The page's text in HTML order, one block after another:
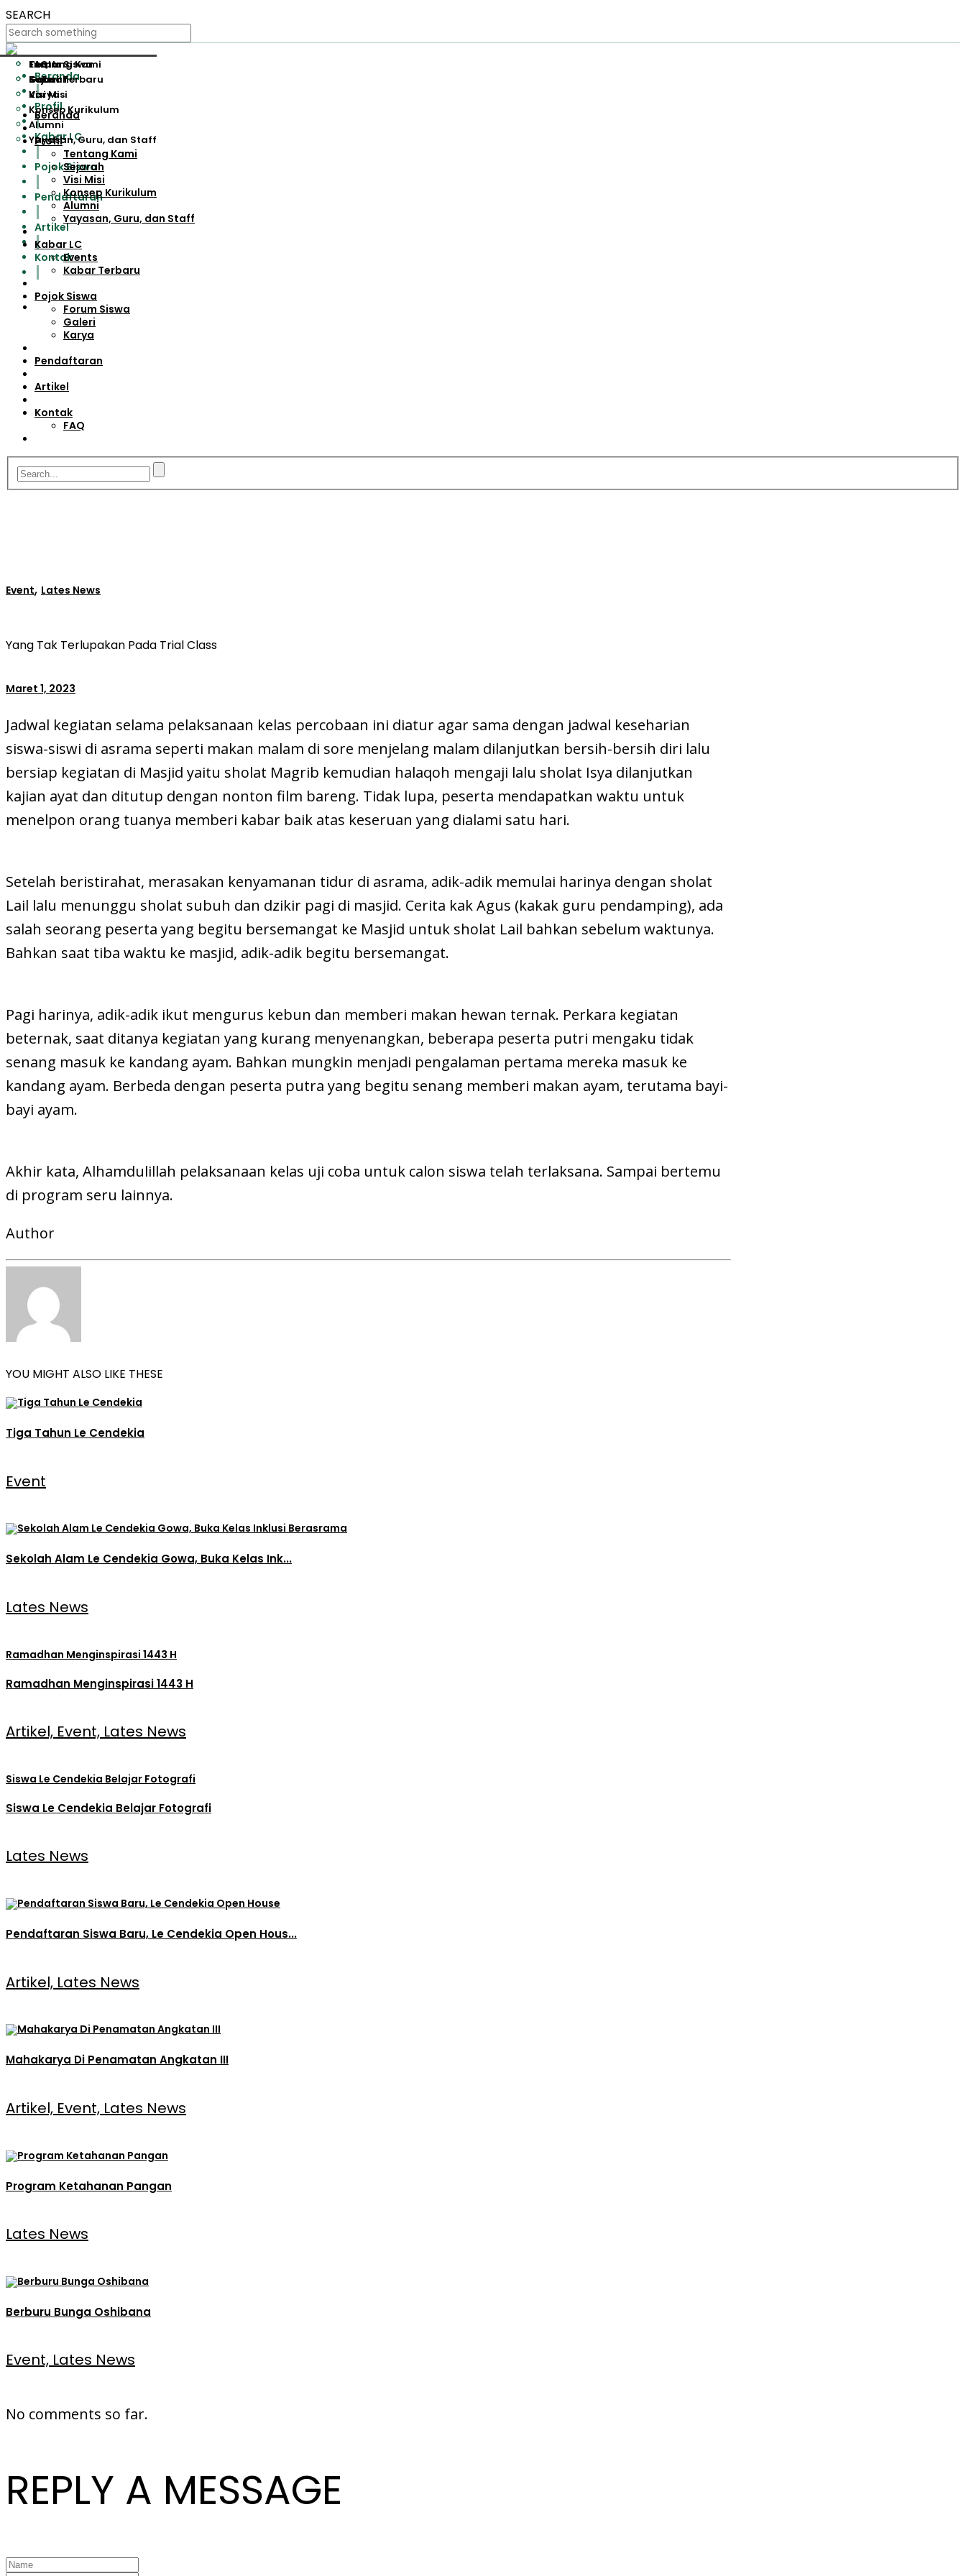
SEARCH
Beranda
Profil
Tentang Kami
Sejarah
Visi Misi
Konsep Kurikulum
Alumni
Yayasan, Guru, dan Staff
Kabar LC
Events
Kabar Terbaru
Pojok Siswa
Forum Siswa
Galeri
Karya
Pendaftaran
Artikel
Kontak
FAQ
Beranda
Profil
Tentang Kami
Sejarah
Visi Misi
Konsep Kurikulum
Alumni
Yayasan, Guru, dan Staff
Kabar LC
Events
Kabar Terbaru
Pojok Siswa
Forum Siswa
Galeri
Karya
Pendaftaran
Artikel
Kontak
FAQ
Event, Lates News
Yang Tak Terlupakan Pada Trial Class
Maret 1, 2023
Jadwal kegiatan selama pelaksanaan kelas percobaan ini diatur agar sama dengan jadwal keseharian
siswa-siswi di asrama seperti makan malam di sore menjelang malam dilanjutkan bersih-bersih diri lalu
bersiap kegiatan di Masjid yaitu sholat Magrib kemudian halaqoh mengaji lalu sholat Isya dilanjutkan
kajian ayat dan ditutup dengan nonton film bareng. Tidak lupa, peserta mendapatkan waktu untuk
menelpon orang tuanya memberi kabar baik atas keseruan yang dialami satu hari.
Setelah beristirahat, merasakan kenyamanan tidur di asrama, adik-adik memulai harinya dengan sholat
Lail lalu menunggu sholat subuh dan dzikir pagi di masjid. Cerita kak Agus (kakak guru pendamping), ada
salah seorang peserta yang begitu bersemangat ke Masjid untuk sholat Lail bahkan sebelum waktunya.
Bahkan saat tiba waktu ke masjid, adik-adik begitu bersemangat.
Pagi harinya, adik-adik ikut mengurus kebun dan memberi makan hewan ternak. Perkara kegiatan
beternak, saat ditanya kegiatan yang kurang menyenangkan, beberapa peserta putri mengaku tidak
senang masuk ke kandang ayam. Bahkan mungkin menjadi pengalaman pertama mereka masuk ke
kandang ayam. Berbeda dengan peserta putra yang begitu senang memberi makan ayam, terutama bayi-
bayi ayam.
Akhir kata, Alhamdulillah pelaksanaan kelas uji coba untuk calon siswa telah terlaksana. Sampai bertemu
di program seru lainnya.
Author
YOU MIGHT ALSO LIKE THESE
Tiga Tahun Le Cendekia
Event
Sekolah Alam Le Cendekia Gowa, Buka Kelas Ink...
Lates News
Ramadhan Menginspirasi 1443 H
Ramadhan Menginspirasi 1443 H
Artikel, Event, Lates News
Siswa Le Cendekia Belajar Fotografi
Siswa Le Cendekia Belajar Fotografi
Lates News
Pendaftaran Siswa Baru, Le Cendekia Open Hous...
Artikel, Lates News
Mahakarya Di Penamatan Angkatan III
Artikel, Event, Lates News
Program Ketahanan Pangan
Lates News
Berburu Bunga Oshibana
Event, Lates News
No comments so far.
REPLY A MESSAGE